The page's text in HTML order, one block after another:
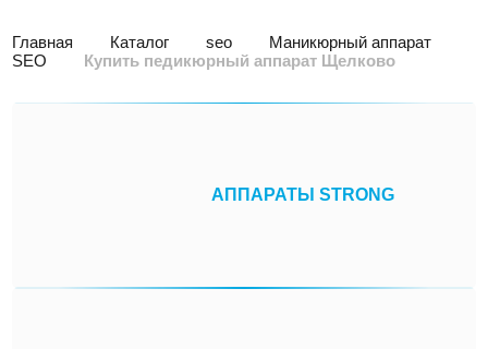
Главная Каталог seo
Маникюрный аппарат
SEO
Купить педикюрный аппарат Щелково
АППАРАТЫ STRONG